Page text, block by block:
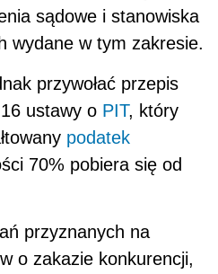
sądowe i stanowiska
wydane w tym zakresie.
przywołać przepis
ustawy o PIT, który
podatek
70% pobiera się od
przyznanych na
o zakazie konkurencji,